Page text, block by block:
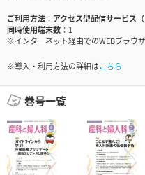
ご利用方法
アクセス型配信サービス（
同時使用端末数
1
※インターネット経由でのWEBブラウ
※導入・利用方法の詳細はこちら
巻号一覧